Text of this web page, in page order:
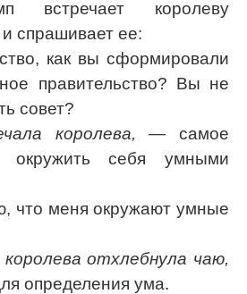
встречает королеву
спрашивает ее:
как вы сформировали
правительство? Вы не
совет?
королева, — самое
себя умными
что меня окружают умные
королева отхлебнула чаю,
определения ума.